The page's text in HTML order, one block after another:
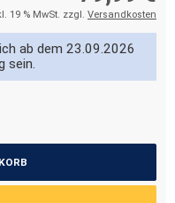
19 % MwSt. zzgl. Versandkosten
ab dem 23.09.2026
sein.